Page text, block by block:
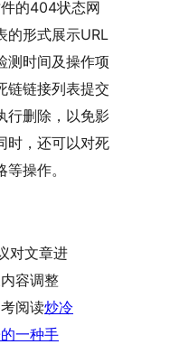
的404状态网
的形式展示URL
测时间及操作项
链链接列表提交
行删除，以免影
时，还可以对死
操作。
对文章进
容调整
阅读炒冷
一种手